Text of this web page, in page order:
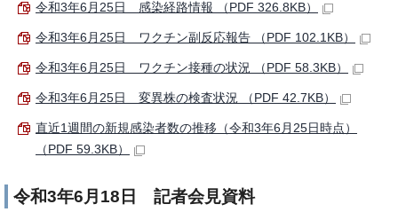
令和3年6月25日 感染経路情報 （PDF 326.8KB）
令和3年6月25日 ワクチン副反応報告 （PDF 102.1KB）
令和3年6月25日 ワクチン接種の状況 （PDF 58.3KB）
令和3年6月25日 変異株の検査状況 （PDF 42.7KB）
直近1週間の新規感染者数の推移（令和3年6月25日時点）
（PDF 59.3KB）
令和3年6月18日 記者会見資料